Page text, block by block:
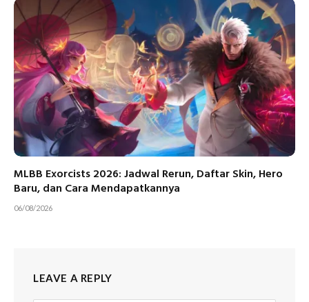
MLBB Exorcists 2026: Jadwal Rerun, Daftar Skin, Hero
Baru, dan Cara Mendapatkannya
06/08/2026
LEAVE A REPLY